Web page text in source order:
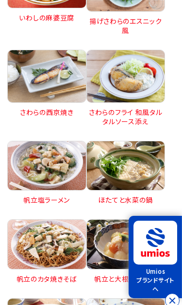
いわしの麻婆豆腐
揚げさわらのエスニック
風
さわらの西京焼き
さわらのフライ 和風タル
タルソース添え
帆立塩ラーメン ほたてと水菜の鍋
帆立のカタ焼きそば 帆立と大根の含め煮
Umios
ブランドサイト
へ